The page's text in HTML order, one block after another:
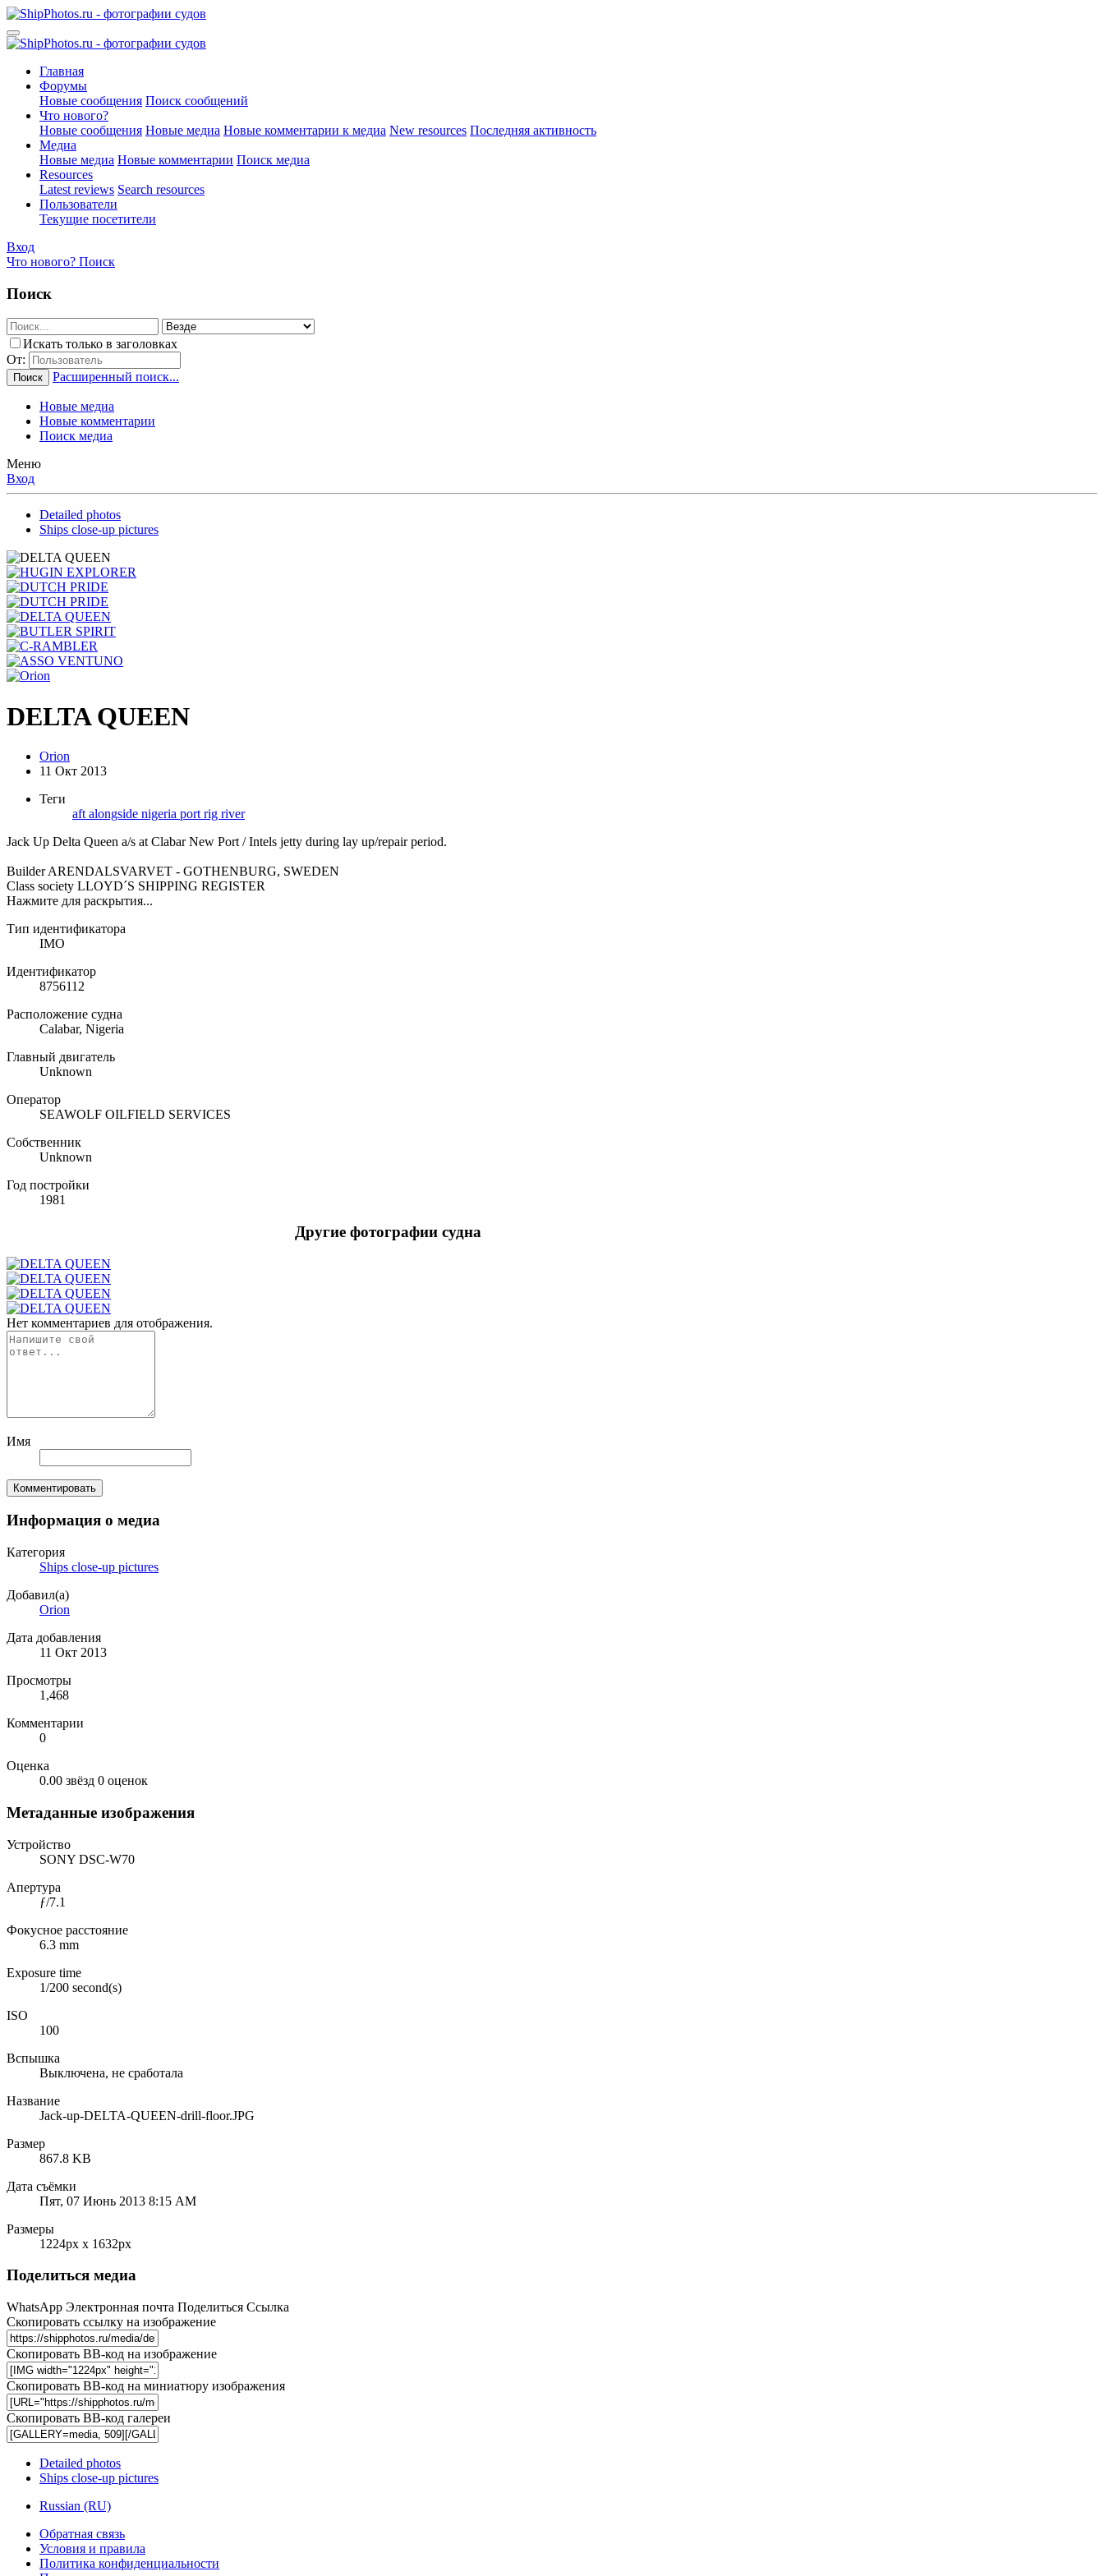
Главная
Форумы
Новые сообщения Поиск сообщений
Что нового?
Новые сообщения Новые медиа Новые комментарии к медиа New resources Последняя активность
Медиа
Новые медиа Новые комментарии Поиск медиа
Resources
Latest reviews Search resources
Пользователи
Текущие посетители
Вход
Что нового? Поиск
Поиск
Искать только в заголовках
От:
Поиск Расширенный поиск...
Новые медиа
Новые комментарии
Поиск медиа
Меню
Вход
Detailed photos
Ships close-up pictures
DELTA QUEEN
Orion
11 Окт 2013
Теги
aft alongside nigeria port rig river
Jack Up Delta Queen a/s at Clabar New Port / Intels jetty during lay up/repair period.
Builder ARENDALSVARVET - GOTHENBURG, SWEDEN
Class society LLOYD´S SHIPPING REGISTER
Нажмите для раскрытия...
Тип идентификатора
IMO
Идентификатор
8756112
Расположение судна
Calabar, Nigeria
Главный двигатель
Unknown
Оператор
SEAWOLF OILFIELD SERVICES
Собственник
Unknown
Год постройки
1981
Другие фотографии судна
Нет комментариев для отображения.
Имя
Комментировать
Информация о медиа
Категория
Ships close-up pictures
Добавил(а)
Orion
Дата добавления
11 Окт 2013
Просмотры
1,468
Комментарии
0
Оценка
0.00 звёзд 0 оценок
Метаданные изображения
Устройство
SONY DSC-W70
Апертура
ƒ/7.1
Фокусное расстояние
6.3 mm
Exposure time
1/200 second(s)
ISO
100
Вспышка
Выключена, не сработала
Название
Jack-up-DELTA-QUEEN-drill-floor.JPG
Размер
867.8 KB
Дата съёмки
Пят, 07 Июнь 2013 8:15 AM
Размеры
1224px x 1632px
Поделиться медиа
WhatsApp Электронная почта Поделиться Ссылка
Скопировать ссылку на изображение
Скопировать BB-код на изображение
Скопировать BB-код на миниатюру изображения
Скопировать BB-код галереи
Detailed photos
Ships close-up pictures
Russian (RU)
Обратная связь
Условия и правила
Политика конфиденциальности